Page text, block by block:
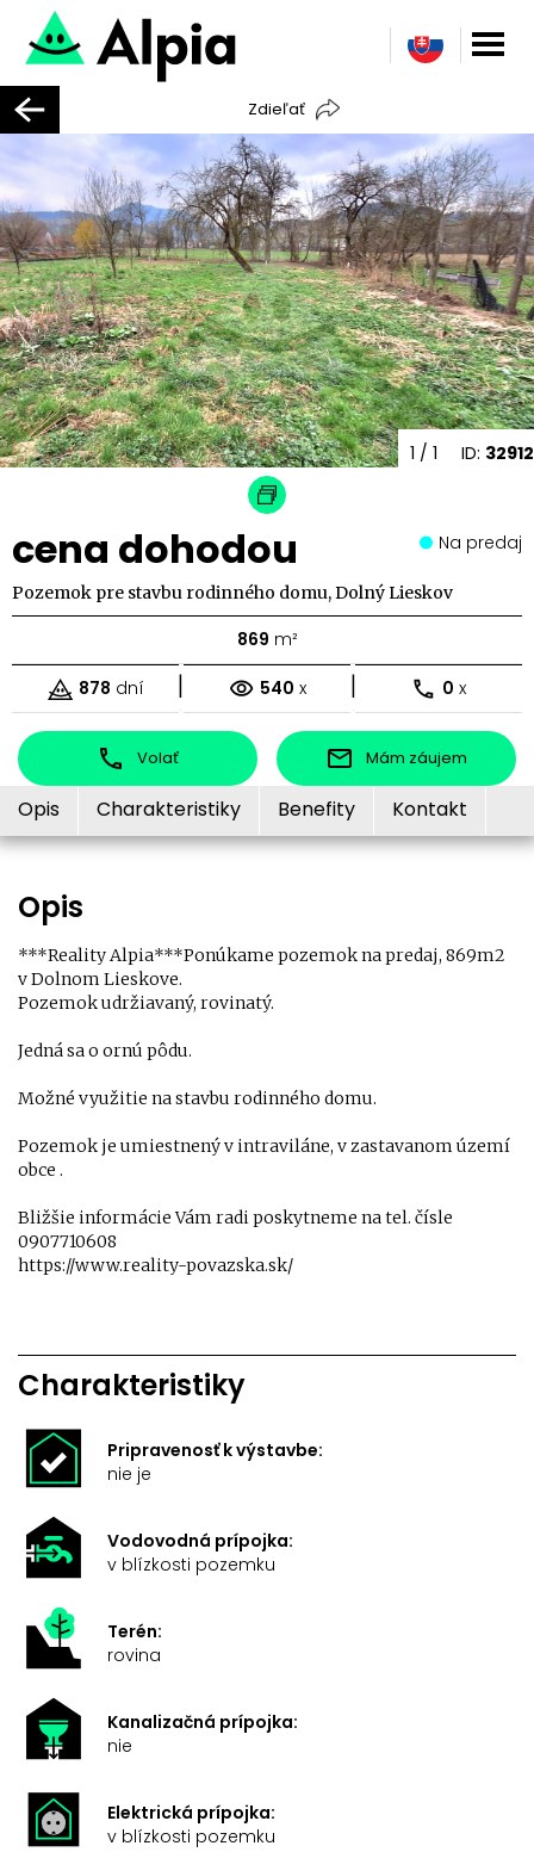
Zdieľať
ID: 32912
1 / 1
cena dohodou Na predaj
Pozemok pre stavbu rodinného domu, Dolný Lieskov
869 m²
878 dní | 540 x | 0 x
Volať Mám záujem
Opis Charakteristiky Benefity Kontakt
Opis
***Reality Alpia***Ponúkame pozemok na predaj, 869m2
v Dolnom Lieskove.
Pozemok udržiavaný, rovinatý.
Jedná sa o ornú pôdu.
Možné využitie na stavbu rodinného domu.
Pozemok je umiestnený v intraviláne, v zastavanom území
obce .
Bližšie informácie Vám radi poskytneme na tel. čísle
0907710608
https://www.reality-povazska.sk/
Charakteristiky
Pripravenosť k výstavbe:
nie je
Vodovodná prípojka:
v blízkosti pozemku
Terén:
rovina
Kanalizačná prípojka:
nie
Elektrická prípojka:
v blízkosti pozemku